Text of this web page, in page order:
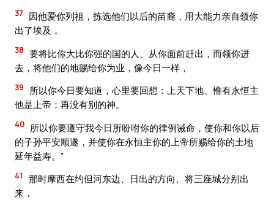
37 因他爱你列祖，拣选他们以后的苗裔，用大能力亲自领你
出了埃及，
38 要将比你大比你强的国的人、从你面前赶出，而领你进
去，将他们的地赐给你为业，像今日一样，
39
所以你今日要知道，心里要回想：上天下地、惟有永恒主
他是上帝；再没有别的神。
40
所以你要遵守我今日所吩咐你的律例诫命，使你和你以后
的子孙平安顺遂，并使你在永恒主你的上帝所赐给你的土地
延年益寿。”
41
那时摩西在约但河东边、日出的方向、将三座城分别出
来，